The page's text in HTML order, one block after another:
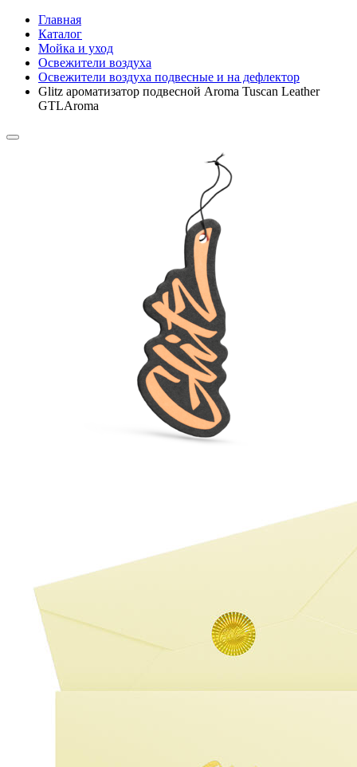
Главная
Каталог
Мойка и уход
Освежители воздуха
Освежители воздуха подвесные и на дефлектор
Glitz ароматизатор подвесной Aroma Tuscan Leather
GTLAroma